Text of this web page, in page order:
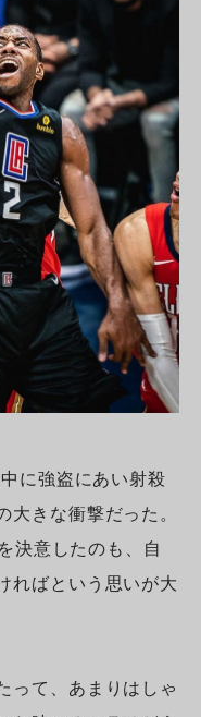
に強盗にあい射殺
大きな衝撃だった。
決意したのも、自
ればという思いが大
って、あまりはしゃ